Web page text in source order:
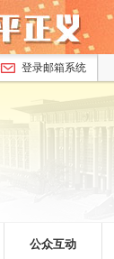
登录邮箱系统
公众互动